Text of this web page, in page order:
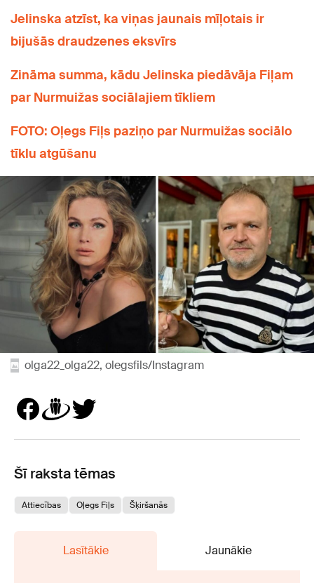
Jelinska atzīst, ka viņas jaunais mīļotais ir
bijušās draudzenes eksvīrs
Zināma summa, kādu Jelinska piedāvāja Fiļam
par Nurmuižas sociālajiem tīkliem
FOTO: Oļegs Fiļs paziņo par Nurmuižas sociālo
tīklu atgūšanu
olga22_olga22, olegsfils/Instagram
Šī raksta tēmas
Attiecības Oļegs Fiļs Šķiršanās
Lasītākie Jaunākie